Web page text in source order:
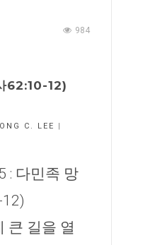
984
62:10-12)
C. LEE
|
: 다민족 망
길을 열